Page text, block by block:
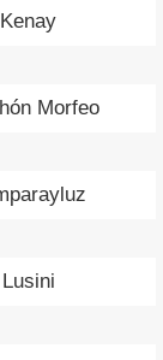
Kenay
Morfeo
Lusini